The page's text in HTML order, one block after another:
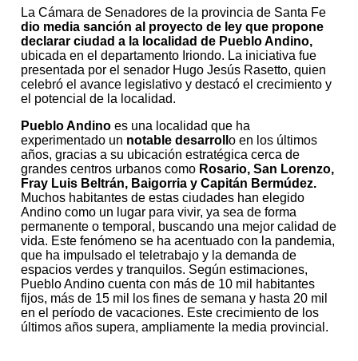
La Cámara de Senadores de la provincia de Santa Fe
dio media sanción al proyecto de ley que propone
declarar ciudad a la localidad de Pueblo Andino,
ubicada en el departamento Iriondo. La iniciativa fue
presentada por el senador Hugo Jesús Rasetto, quien
celebró el avance legislativo y destacó el crecimiento y
el potencial de la localidad.
Pueblo Andino es una localidad que ha
experimentado un notable desarroll o en los últimos
años, gracias a su ubicación estratégica cerca de
grandes centros urbanos como Rosario, San Lorenzo,
Fray Luis Beltrán, Baigorria y Capitán Bermúdez.
Muchos habitantes de estas ciudades han elegido
Andino como un lugar para vivir, ya sea de forma
permanente o temporal, buscando una mejor calidad de
vida. Este fenómeno se ha acentuado con la pandemia,
que ha impulsado el teletrabajo y la demanda de
espacios verdes y tranquilos. Según estimaciones,
Pueblo Andino cuenta con más de 10 mil habitantes
fijos, más de 15 mil los fines de semana y hasta 20 mil
en el período de vacaciones. Este crecimiento de los
últimos años supera, ampliamente la media provincial.